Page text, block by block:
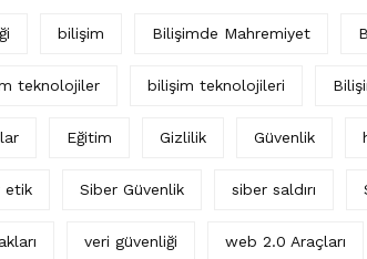
bilişim Bilişimde Mahremiyet
teknolojiler bilişim teknolojileri
Eğitim Gizlilik Güvenlik
etik Siber Güvenlik siber saldırı
veri güvenliği web 2.0 Araçları